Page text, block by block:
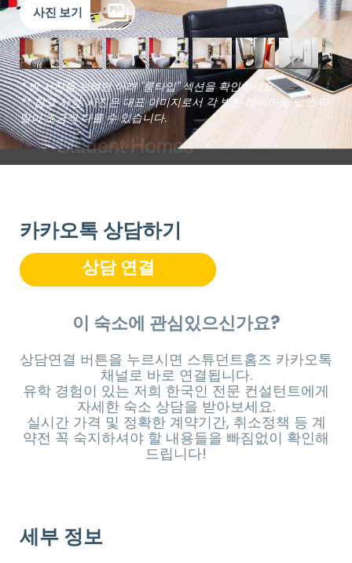
사진 보기
* 방 사진을 보려면 아래 "룸타입" 섹션을 확인하세요.
** 참고 사항: 사진은 대표 이미지로서 각 방은 레이아웃 및 스타
일이 조금씩 다를 수 있습니다.
카카오톡 상담하기
상담 연결
이 숙소에 관심있으신가요?
상담연결 버튼을 누르시면 스튜던트홈즈 카카오톡
채널로 바로 연결됩니다.
유학 경험이 있는 저희 한국인 전문 컨설턴트에게
자세한 숙소 상담을 받아보세요.
실시간 가격 및 정확한 계약기간, 취소정책 등 계
약전 꼭 숙지하셔야 할 내용들을 빠짐없이 확인해
드립니다!
세부 정보